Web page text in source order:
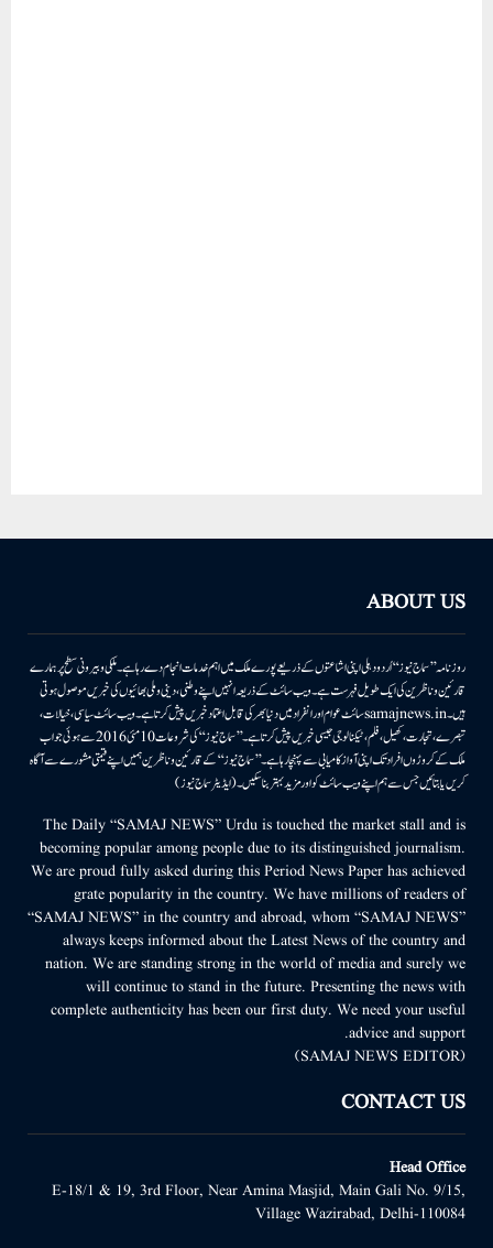
ABOUT US
روزنامہ ’’سماج نیوز‘‘ اُردو دہلی اپنی اشاعتوں کے ذریعے پورے ملک میں اہم خدمات انجام دے رہا ہے۔ ملکی وبیرونی سطح پر ہمارے
قارئین وناظرین کی ایک طویل فہرست ہے۔ ویب سائٹ کے ذریعہ انہیں اپنے وطنی، دینی وملی بھائیوں کی خبریں موصول ہوتی
ہیں۔samajnews.inسائٹ عوام اور انفراد میں دنیا بھر کی قابل اعتماد خبریں پیش کرتا ہے۔ ویب سائٹ سیاسی، خیالات،
تبصرے، تجارت، کھیل، فلم، ٹیکنالوجی جیسی خبریں پیش کرتا ہے۔ ’’سماج نیوز‘‘ کی شروعات 10مئی 2016 سے ہوئی جو اب
ملک کے کروڑوں افراد تک اپنی آواز کامیابی سے پہنچا رہا ہے۔ ’’سماج نیوز‘‘ کے قارئین وناظرین ہمیں اپنے قیمتی مشورے سے آگاہ
کریں یا بتائیں جس سے ہم اپنے ویب سائٹ کو اور مزید بہتر بناسکیں۔ (ایڈیٹر سماج نیوز)
The Daily “SAMAJ NEWS” Urdu is touched the market stall and is
becoming popular among people due to its distinguished journalism.
We are proud fully asked during this Period News Paper has achieved
grate popularity in the country. We have millions of readers of
“SAMAJ NEWS” in the country and abroad, whom “SAMAJ NEWS”
always keeps informed about the Latest News of the country and
nation. We are standing strong in the world of media and surely we
will continue to stand in the future. Presenting the news with
complete authenticity has been our first duty. We need your useful
advice and support.
(SAMAJ NEWS EDITOR)
CONTACT US
Head Office
E-18/1 & 19, 3rd Floor, Near Amina Masjid, Main Gali No. 9/15,
Village Wazirabad, Delhi-110084